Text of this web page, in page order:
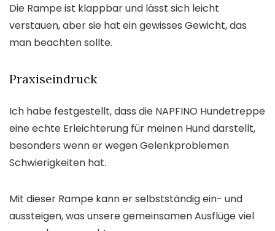
Die Rampe ist klappbar und lässt sich leicht
verstauen, aber sie hat ein gewisses Gewicht, das
man beachten sollte.
Praxiseindruck
Ich habe festgestellt, dass die NAPFINO Hundetreppe
eine echte Erleichterung für meinen Hund darstellt,
besonders wenn er wegen Gelenkproblemen
Schwierigkeiten hat.
Mit dieser Rampe kann er selbstständig ein- und
aussteigen, was unsere gemeinsamen Ausflüge viel